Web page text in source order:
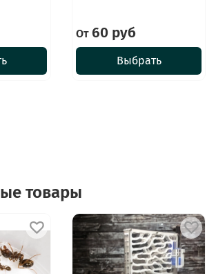
От60 руб
Выбрать
товары